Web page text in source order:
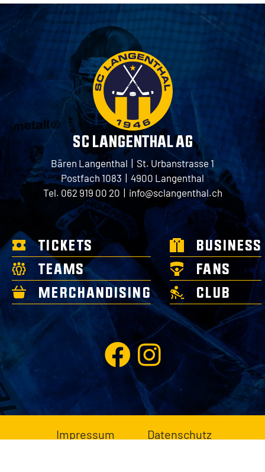
SC LANGENTHAL AG
Bären Langenthal | St. Urbanstrasse 1
Postfach 1083 | 4900 Langenthal
Tel. 062 919 00 20 |info@sclangenthal.ch
TICKETS
TEAMS
MERCHANDISING
BUSINESS
FANS
CLUB
Impressum Datenschutz